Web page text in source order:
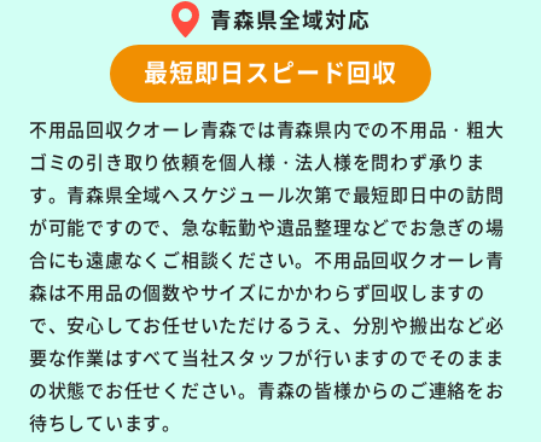
青森県全域対応
最短即日スピード回収
不用品回収クオーレ青森では青森県内での不用品・粗大
ゴミの引き取り依頼を個人様・法人様を問わず承りま
す。青森県全域へスケジュール次第で最短即日中の訪問
が可能ですので、急な転勤や遺品整理などでお急ぎの場
合にも遠慮なくご相談ください。不用品回収クオーレ青
森は不用品の個数やサイズにかかわらず回収しますの
で、安心してお任せいただけるうえ、分別や搬出など必
要な作業はすべて当社スタッフが行いますのでそのまま
の状態でお任せください。青森の皆様からのご連絡をお
待ちしています。